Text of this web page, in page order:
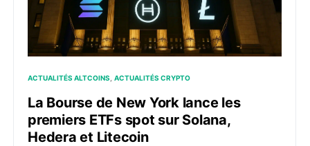
ACTUALITÉS ALTCOINS ACTUALITÉS CRYPTO
La Bourse de New York lance les
premiers ETFs spot sur Solana,
Hedera et Litecoin